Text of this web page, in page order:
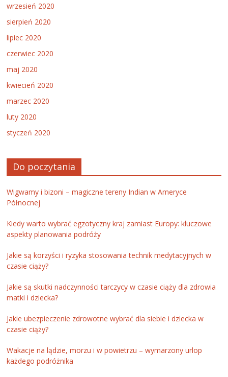
wrzesień 2020
sierpień 2020
lipiec 2020
czerwiec 2020
maj 2020
kwiecień 2020
marzec 2020
luty 2020
styczeń 2020
Do poczytania
Wigwamy i bizoni – magiczne tereny Indian w Ameryce
Północnej
Kiedy warto wybrać egzotyczny kraj zamiast Europy: kluczowe
aspekty planowania podróży
Jakie są korzyści i ryzyka stosowania technik medytacyjnych w
czasie ciąży?
Jakie są skutki nadczynności tarczycy w czasie ciąży dla zdrowia
matki i dziecka?
Jakie ubezpieczenie zdrowotne wybrać dla siebie i dziecka w
czasie ciąży?
Wakacje na lądzie, morzu i w powietrzu – wymarzony urlop
każdego podróżnika